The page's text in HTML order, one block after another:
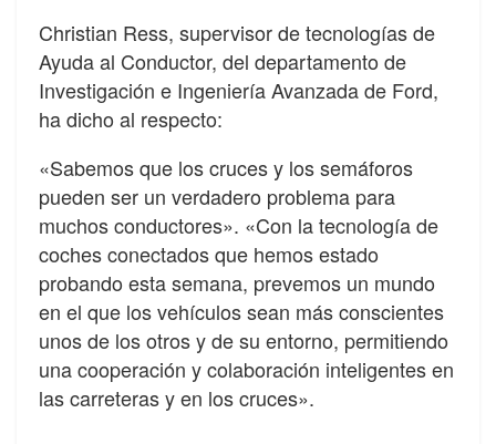
Christian Ress, supervisor de tecnologías de
Ayuda al Conductor, del departamento de
Investigación e Ingeniería Avanzada de Ford,
ha dicho al respecto:
«Sabemos que los cruces y los semáforos
pueden ser un verdadero problema para
muchos conductores». «Con la tecnología de
coches conectados que hemos estado
probando esta semana, prevemos un mundo
en el que los vehículos sean más conscientes
unos de los otros y de su entorno, permitiendo
una cooperación y colaboración inteligentes en
las carreteras y en los cruces».